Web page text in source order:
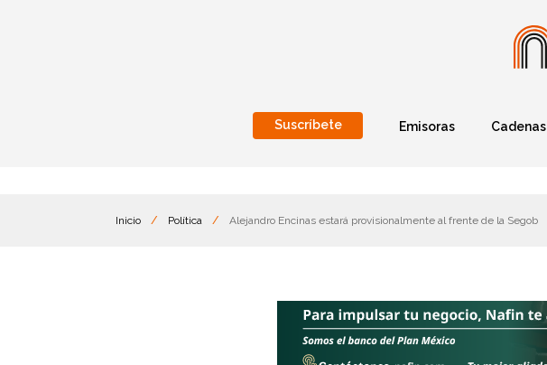
Suscríbete Emisoras Cadenas
Inicio / Política / Alejandro Encinas estará provisionalmente al frente de la Segob